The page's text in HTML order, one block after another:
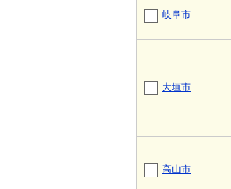
岐阜市
大垣市
高山市